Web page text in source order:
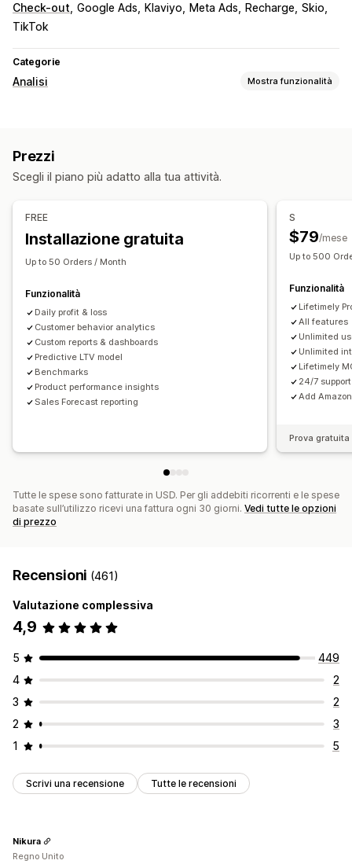
Check-out Google Ads Klaviyo Meta Ads Recharge Skio
TikTok
Categorie
Analisi Mostra funzionalità
Filtri per le riproduzioni
Valore totale dei clienti (LTV)
Attribuzione del marketing
Analisi del check-out
Monitoraggio degli acquisti
Monitoraggio UTM
Elementi grafici e report
Dashboard di analisi
Report multistore
Benchmarking
Report personalizzati
Esportazione di dati Analisi storica dei dati
Previsioni
Prezzi
Scegli il piano più adatto alla tua attività.
FREE
Installazione gratuita
Up to 50 Orders / Month
Funzionalità
Daily profit & loss
Customer behavior analytics
Custom reports & dashboards
Predictive LTV model
Benchmarks
Product performance insights
Sales Forecast reporting
S
$79/mese
Up to 500
Funzionalità
Lifetimely
All features
Unlimited
Unlimited
Lifetimely
24/7 support
Add
Prova
Tutte le spese sono fatturate in USD. Per gli addebiti ricorrenti e le spese
basate sull’utilizzo ricevi una fattura ogni 30 giorni. Vedi tutte le opzioni
di prezzo
Recensioni (461)
Valutazione complessiva
4,9
5
449
4
2
3
2
2
3
1
5
Scrivi una recensione Tutte le recensioni
Nikura
Regno Unito